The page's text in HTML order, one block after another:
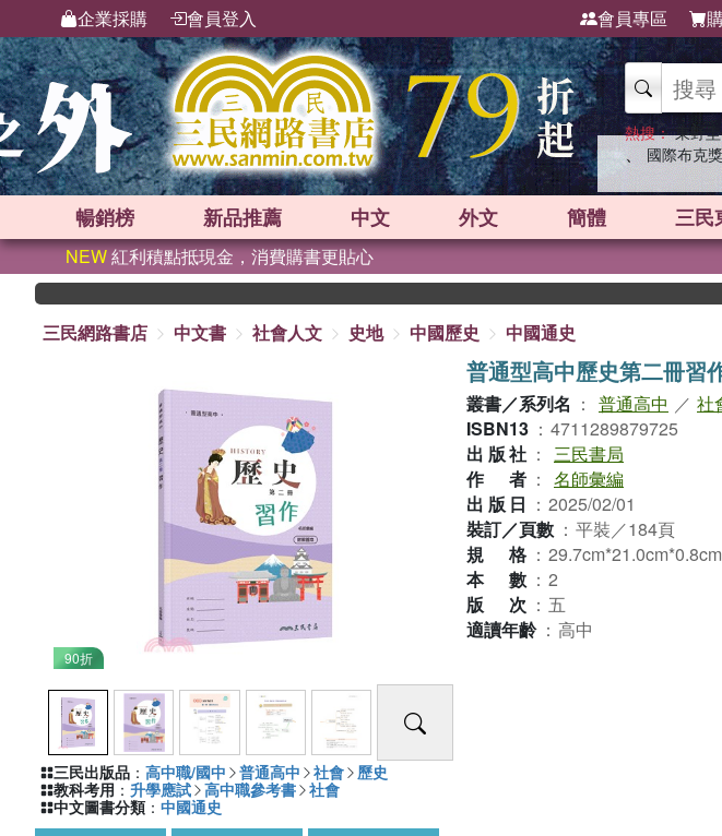
企業採購 會員登入 會員專區
熱搜： 東野
、 國際布克
暢銷榜 新品推薦 中文 外文 簡體 三民
NEW紅利積點抵現金，消費購書更貼心
三民網路書店
中文書 社會人文 史地 中國歷史 中國通史
90折
普通型高中歷史第二冊習
叢書／系列名 ： 普通高中 ／ 社
ISBN13 ： 4711289879725
出版社 ： 三民書局
作者 ： 名師彙編
出版日 ： 2025/02/01
裝訂／頁數 ： 平裝／184頁
規格 ：
本數 ： 2
版次 ： 五
適讀年齡 ： 高中
三民出版品 ： 高中職/國中 普通高中 社會
歷史
教科考用 ： 升學應試 高中職參考書 社會
中文圖書分類 ： 中國通史